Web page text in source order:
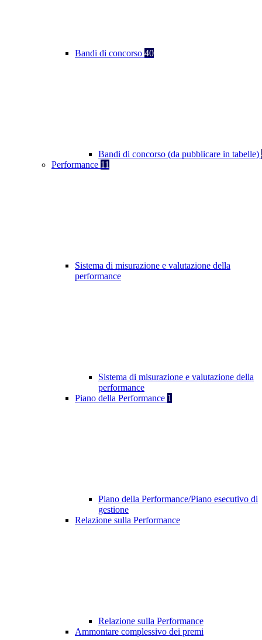
Bandi di concorso 40
Bandi di concorso (da pubblicare in tabelle)
Performance 11
Sistema di misurazione e valutazione della
performance
Sistema di misurazione e valutazione della
performance
Piano della Performance 1
Piano della Performance/Piano esecutivo di
gestione
Relazione sulla Performance
Relazione sulla Performance
Ammontare complessivo dei premi